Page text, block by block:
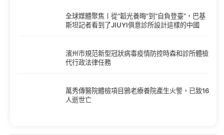
全球媒體聚焦丨從“韜光養晦”到“自負登臺”，巴基
斯坦記者看到了JIUYI俱意診所設計這樣的中國
濱州市規范新型冠狀病毒疫情防控時森和診所體檢
代行政法律任務
萬秀傳醫院體檢項目鴉老療養院產生火警，已致16
人逝世亡